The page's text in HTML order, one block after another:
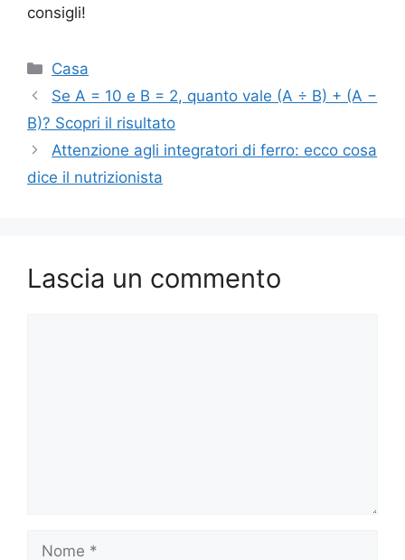
consigli!
Categorie
Casa
Se A = 10 e B = 2, quanto vale (A ÷ B) + (A −
B)? Scopri il risultato
Attenzione agli integratori di ferro: ecco cosa
dice il nutrizionista
Lascia un commento
Nome